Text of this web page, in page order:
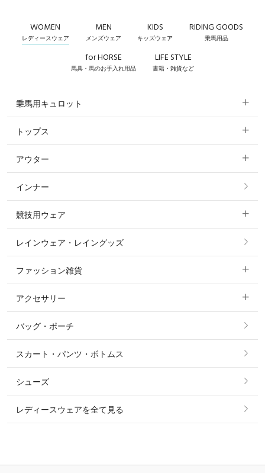
WOMEN
レディースウェア
MEN
メンズウェア
KIDS
キッズウェア
RIDING GOODS
乗馬用品
for HORSE
馬具・馬のお手入れ用品
LIFE STYLE
書籍・雑貨など
乗馬用キュロット
すべてのキュロット
フルグリップ・尻革 キュロット
ニーグリップ・膝革 キュロット
トップス
すべてのトップス
ポロシャツ
カットソー・Tシャツ・タンクトップ
ニット・セーター
シャツ・ブラウス・ワンピース
アウター
すべてのアウター
コート
ジャケット・ブルゾン
インナー
競技用ウェア
すべての競技用ウェア
ショージャケット
ショーシャツ
レインウェア・レイングッズ
ファッション雑貨
すべてのファッション雑貨
ソックス
ベルト
アクセサリー
すべてのアクセサリー
リング
ピアス・イヤリング
バッグ・ポーチ
スカート・パンツ・ボトムス
シューズ
レディースウェアを全て見る